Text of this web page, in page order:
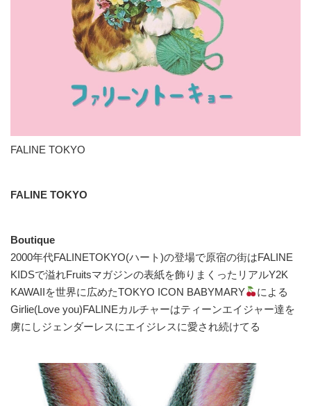
FALINE TOKYO
FALINE TOKYO
Boutique
2000年代FALINETOKYO(ハート)の登場で原宿の街はFALINE
KIDSで溢れFruitsマガジンの表紙を飾りまくったリアルY2K
KAWAIIを世界に広めたTOKYO ICON BABYMARY
による
Girlie(Love you)FALINEカルチャーはティーンエイジャー達を
虜にしジェンダーレスにエイジレスに愛され続けてる